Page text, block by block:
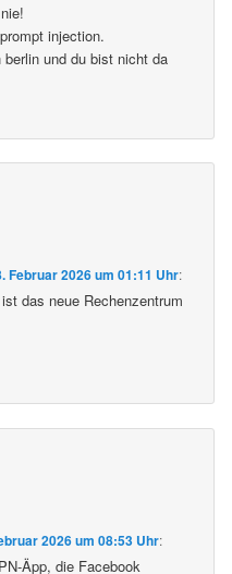
injection.
und du bist nicht da
Februar 2026 um 01:11 Uhr:
das neue Rechenzentrum
2026 um 08:53 Uhr:
Äpp, die Facebook